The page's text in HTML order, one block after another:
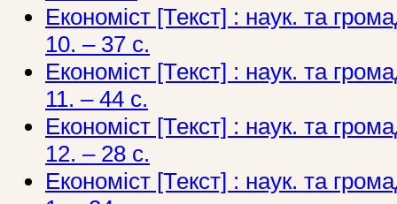
Економіст [Текст] : наук. та
10. – 37 с.
Економіст [Текст] : наук. та
11. – 44 с.
Економіст [Текст] : наук. та
12. – 28 с.
Економіст [Текст] : наук. та